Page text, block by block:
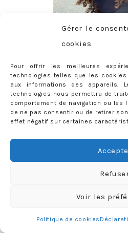
Gérer le
cookies
Pour offrir les meilleures
technologies telles que les
aux informations des appareils.
technologies nous permettra de
comportement de navigation ou les
de ne pas consentir ou de retirer
effet négatif sur certaines
Voir les
Politique de cookies